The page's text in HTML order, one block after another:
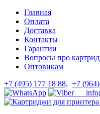
Skip
navigation
Skip
content
Главная
Оплата
Доставка
Контакты
Гарантии
Вопросы про
Оптовикам
+7 (495) 177 18 88, +7